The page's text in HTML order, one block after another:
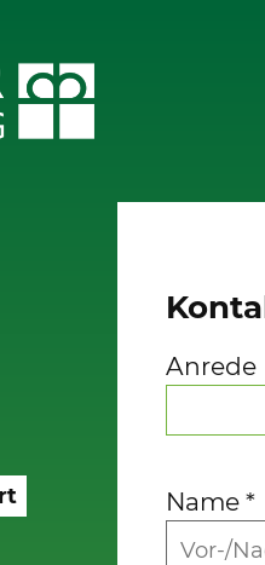
Anrede
Name*